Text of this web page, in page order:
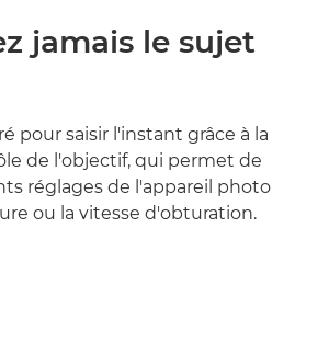
jamais le sujet
pour saisir l'instant grâce à la
de l'objectif, qui permet de
réglages de l'appareil photo
ou la vitesse d'obturation.